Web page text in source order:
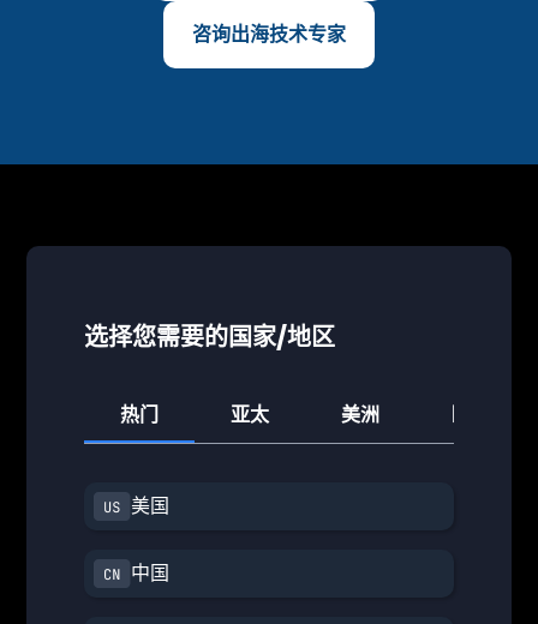
咨询出海技术专家
选择您需要的国家/地区
热门 亚太 美洲 欧洲
美国
中国